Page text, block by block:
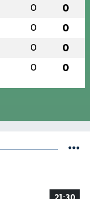
0 0
0 0
0 0
0 0